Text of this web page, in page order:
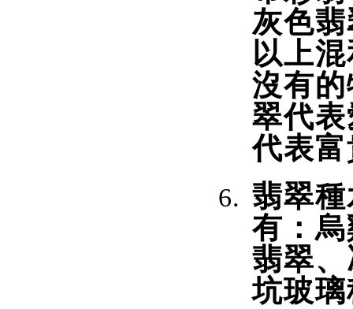
灰色
以上
沒有
翠代
代表
翡翠
有：
翡翠
坑玻